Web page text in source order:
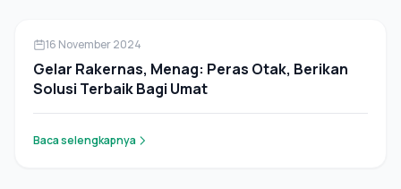
Pers Rilis
16 November 2024
Gelar Rakernas, Menag: Peras Otak, Berikan
Solusi Terbaik Bagi Umat
Baca selengkapnya